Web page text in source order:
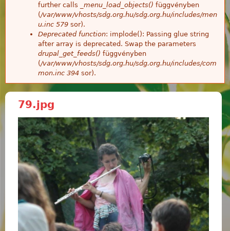
further calls
_menu_load_objects() függvényben
(/var/www/vhosts/sdg.org.hu/sdg.org.hu/includes/men
u.inc 579 sor).
Deprecated function: implode(): Passing glue string
after array is deprecated. Swap the parameters
drupal_get_feeds() függvényben
(/var/www/vhosts/sdg.org.hu/sdg.org.hu/includes/com
mon.inc 394 sor).
79.jpg